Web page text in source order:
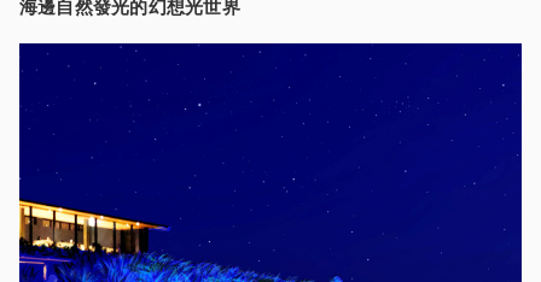
海邊自然發光的幻想光世界